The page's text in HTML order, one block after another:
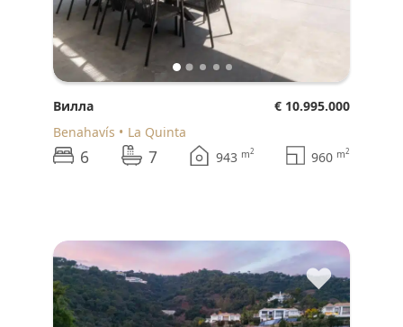
Вилла
€ 10.995.000
Benahavís
La Quinta
6 7 943 m2 960 m2
♥